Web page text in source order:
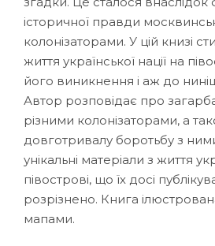
історичної правди
колонізаторами. У цій книзі
життя української нації на
його виникнення і аж до
Автор розповідає про
різними колонізаторами, а
довготривалу боротьбу з
унікальні матеріали з життя
півострові, що їх досі
розрізнено. Книга
мапами.